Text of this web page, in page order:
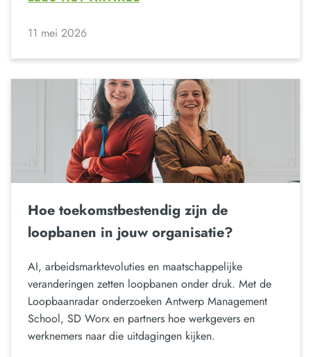
11 mei 2026
Hoe toekomstbestendig zijn de
loopbanen in jouw organisatie?
AI, arbeidsmarktevoluties en maatschappelijke
veranderingen zetten loopbanen onder druk. Met de
Loopbaanradar onderzoeken Antwerp Management
School, SD Worx en partners hoe werkgevers en
werknemers naar die uitdagingen kijken.